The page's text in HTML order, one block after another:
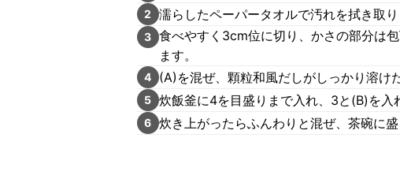
2 濡らしたペーパータオルで汚れを拭き取り
3 食べやすく3cm位に切り、かさの部分は
ます。
4 (A)を混ぜ、顆粒和風だしがしっかり溶け
5 炊飯釜に4を目盛りまで入れ、3と(B)を入
6 炊き上がったらふんわりと混ぜ、茶碗に盛